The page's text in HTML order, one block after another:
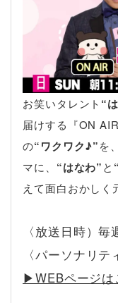
お笑いタレント “
届けする『ON
の“ワクワク♪”を
マに、 “はなわ”と
えて面白おかしく
〈放送日時）
〈パーソナリ
▶︎WEBページは